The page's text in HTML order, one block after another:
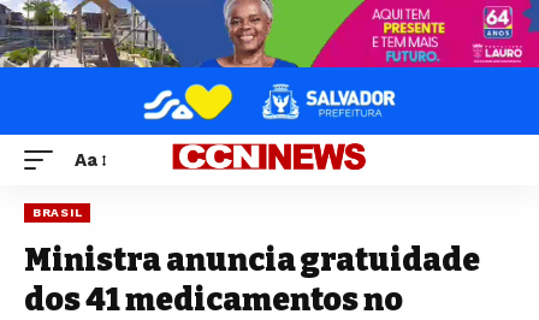
Aa
BRASIL
Ministra anuncia gratuidade
dos 41 medicamentos no